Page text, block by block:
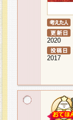
2020
2017